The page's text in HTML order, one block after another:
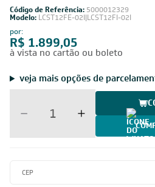
Código de Referência: 5000012329
Modelo: LCST12FE-02I|LCST12FI-02I
por:
R$ 1.899,05
à vista no cartão ou boleto
veja mais opções de